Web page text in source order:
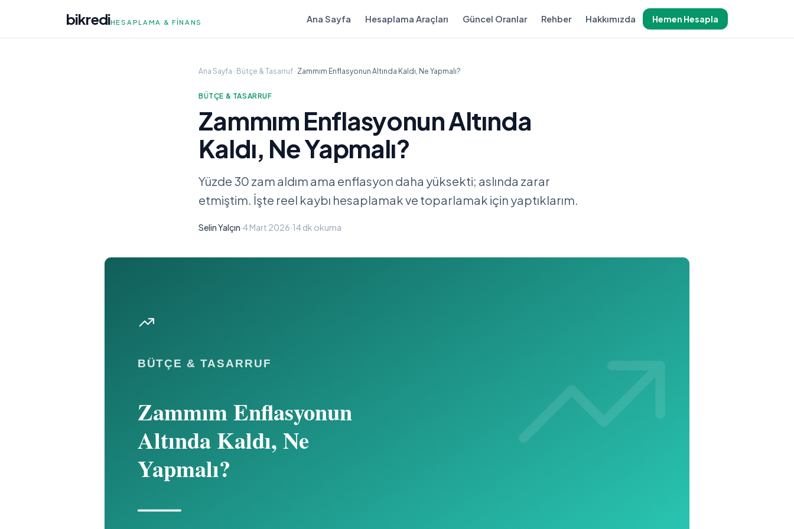
bikrediHESAPLAMA & FINANS Ana Sayfa Hesaplama Araçları Güncel Oranlar Rehber Hakkımızda Hemen Hesapla
Ana Sayfa · Bütçe & Tasarruf · Zammım Enflasyonun Altında Kaldı, Ne Yapmalı?
BÜTÇE & TASARRUF
Zammım Enflasyonun Altında
Kaldı, Ne Yapmalı?
Yüzde 30 zam aldım ama enflasyon daha yüksekti; aslında zarar
etmiştim. İşte reel kaybı hesaplamak ve toparlamak için yaptıklarım.
Selin Yalçın·4 Mart 2026·14 dk okuma